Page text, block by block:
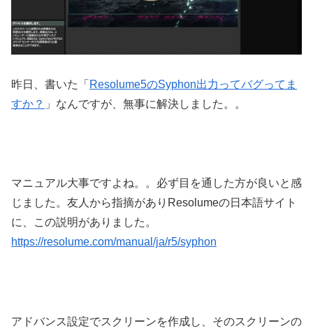
昨日、書いた「 Resolume5のSyphon出力ってバグってま
すか？ 」なんですが、無事に解決しました。。
マニュアル大事ですよね。。必ず目を通した方が良いと感
じました。友人から指摘がありResolumeの日本語サイト
に、この説明がありました。
https://resolume.com/manual/ja/r5/syphon
アドバンス設定でスクリーンを作成し、そのスクリーンの